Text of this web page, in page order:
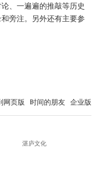
、一遍遍的推敲等历史
旁注。另外还有主要参
网页版 时间的朋友 企业版
湛庐文化